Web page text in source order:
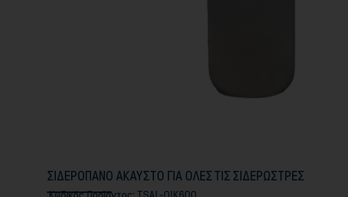
ΣΙΔΕΡΟΠΑΝΟ ΑΚΑΥΣΤΟ ΓΙΑ ΟΛΕΣ ΤΙΣ ΣΙΔΕΡΩΣΤΡΕΣ
Κωδικός Προϊόντος: TSAL-OIK600